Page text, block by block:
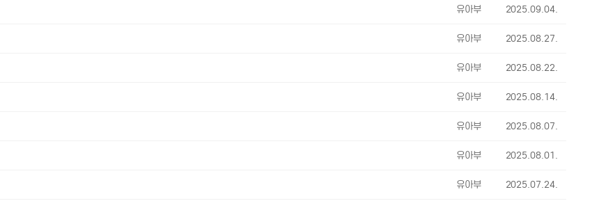
유아부 2025.09.04.
유아부 2025.08.27.
유아부 2025.08.22.
유아부 2025.08.14.
유아부 2025.08.07.
유아부 2025.08.01.
유아부 2025.07.24.